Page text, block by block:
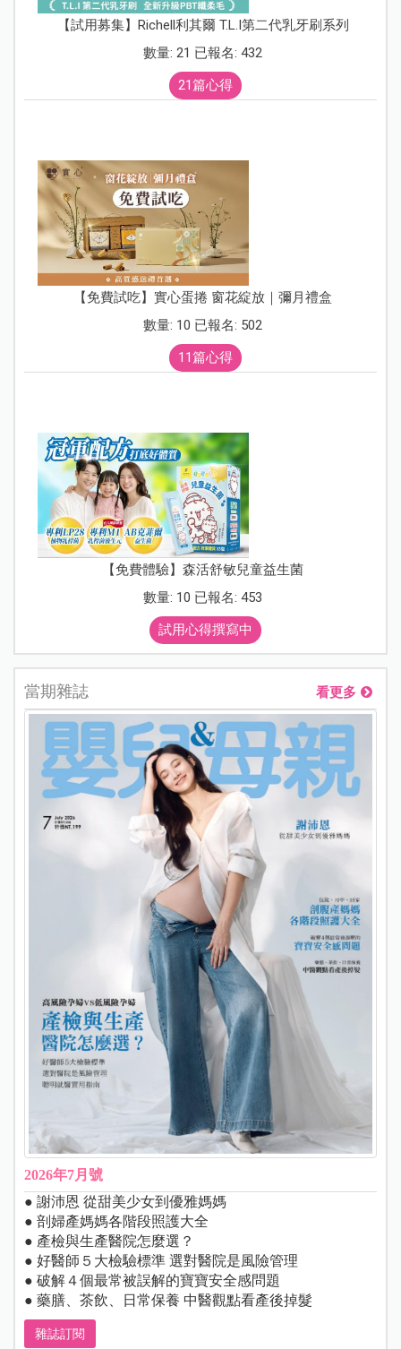
【試用募集】Richell利其爾 T.L.I第二代乳牙刷系列
數量: 21 已報名: 432
21篇心得
【免費試吃】實心蛋捲 窗花綻放｜彌月禮盒
數量: 10 已報名: 502
11篇心得
【免費體驗】森活舒敏兒童益生菌
數量: 10 已報名: 453
試用心得撰寫中
當期雜誌 看更多
2026年7月號
● 謝沛恩 從甜美少女到優雅媽媽
● 剖婦產媽媽各階段照護大全
● 產檢與生產醫院怎麼選？
● 好醫師５大檢驗標準 選對醫院是風險管理
● 破解４個最常被誤解的寶寶安全感問題
● 藥膳、茶飲、日常保養 中醫觀點看產後掉髮
雜誌訂閱